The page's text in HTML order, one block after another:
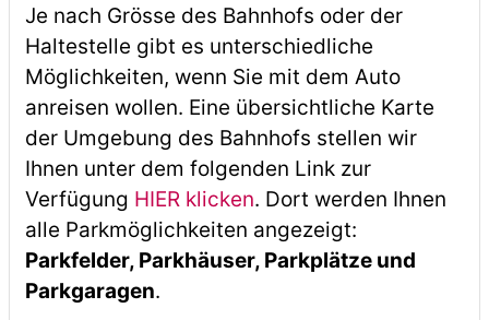
Je nach Grösse des Bahnhofs oder der
Haltestelle gibt es unterschiedliche
Möglichkeiten, wenn Sie mit dem Auto
anreisen wollen. Eine übersichtliche Karte
der Umgebung des Bahnhofs stellen wir
Ihnen unter dem folgenden Link zur
Verfügung HIER klicken. Dort werden Ihnen
alle Parkmöglichkeiten angezeigt:
Parkfelder, Parkhäuser, Parkplätze und
Parkgaragen.